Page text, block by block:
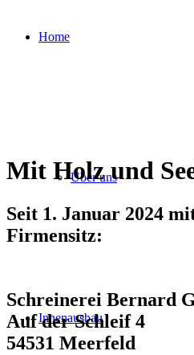
Home
Über uns
Innenausbau
Mit Holz und
Seit 1. Januar 2024
Firmensitz:
Schreinerei Bernard
Auf der Schleif 4
54531 Meerfeld